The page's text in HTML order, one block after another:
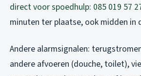
direct voor spoedhulp: 085 019 57
minuten ter plaatse, ook midden in
Andere alarmsignalen:
andere afvoeren (douche, toilet),